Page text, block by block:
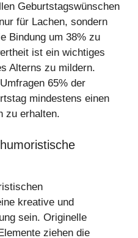
Geburtstagswünschen
für Lachen, sondern
Bindung um 38% zu
ist ein wichtiges
Alterns zu mildern.
65% der
mindestens einen
zu erhalten.
kreative und
sein. Originelle
ziehen die